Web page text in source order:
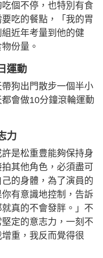
個不停，也特別有食
吃的餐點，「我的胃
近年考量到他的健
份量。
運動
狗出門散步一個半小
會做10分鐘滾輪運動
力
是松重豊能夠保持身
其他角色，必須盡可
的身體，為了演員的
有意識地控制，告訴
真的不會發胖。」不
定的意志力，一刻不
重，我反而覺得很